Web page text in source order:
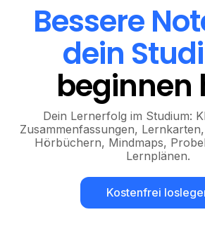
Bessere
dein
beginnen
Dein Lernerfolg im Studium:
Zusammenfassungen,
Hörbüchern, Mindmaps,
Lernplänen.
Kostenfrei